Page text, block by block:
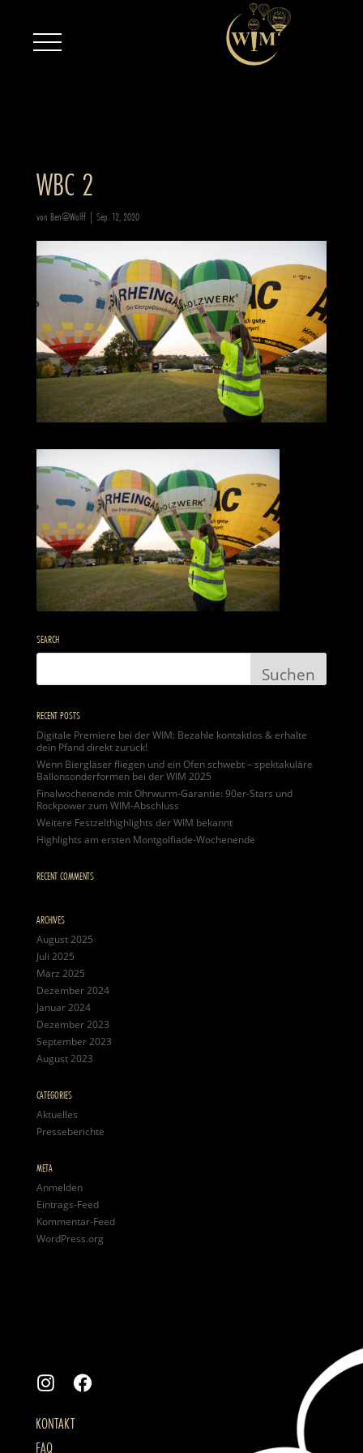
WBC 2
von Ben@Wolff| Sep. 12, 2020
SEARCH
RECENT POSTS
Digitale Premiere bei der WIM: Bezahle kontaktlos & erhalte
dein Pfand direkt zurück!
Wenn Biergläser fliegen und ein Ofen schwebt – spektakuläre
Ballonsonderformen bei der WIM 2025
Finalwochenende mit Ohrwurm-Garantie: 90er-Stars und
Rockpower zum WIM-Abschluss
Weitere Festzelthighlights der WIM bekannt
Highlights am ersten Montgolfiade-Wochenende
RECENT COMMENTS
ARCHIVES
August 2025
Juli 2025
März 2025
Dezember 2024
Januar 2024
Dezember 2023
September 2023
August 2023
CATEGORIES
Aktuelles
Presseberichte
META
Anmelden
Eintrags-Feed
Kommentar-Feed
WordPress.org
KONTAKT
FAQ